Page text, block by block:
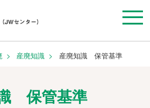
産廃知識 産廃知識 保管基準
保管基準